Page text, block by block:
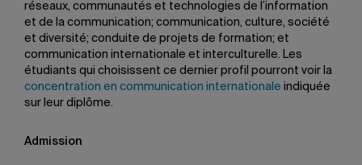
réseaux, communautés et technologies de l’information
et de la communication; communication, culture, société
et diversité; conduite de projets de formation; et
communication internationale et interculturelle. Les
étudiants qui choisissent ce dernier profil pourront voir la
concentration en communication internationale indiquée
sur leur diplôme.
Admission